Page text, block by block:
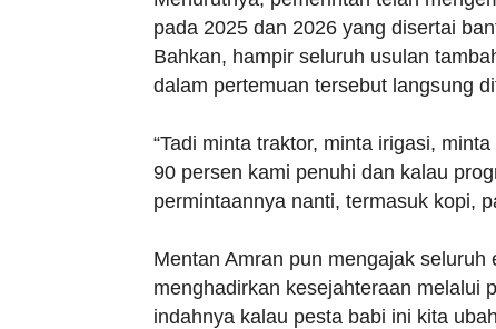
pada 2025 dan 2026 yang disertai
Bahkan, hampir seluruh usulan
dalam pertemuan tersebut langsung
“Tadi minta traktor, minta irigasi,
90 persen kami penuhi dan kalau
permintaannya nanti, termasuk kopi,
Mentan Amran pun mengajak
menghadirkan kesejahteraan melalui
indahnya kalau pesta babi ini kita